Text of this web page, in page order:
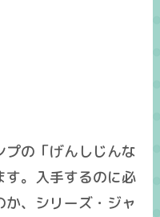
プの「げんしじんな
す。入手するのに必
、シリーズ・ジャ